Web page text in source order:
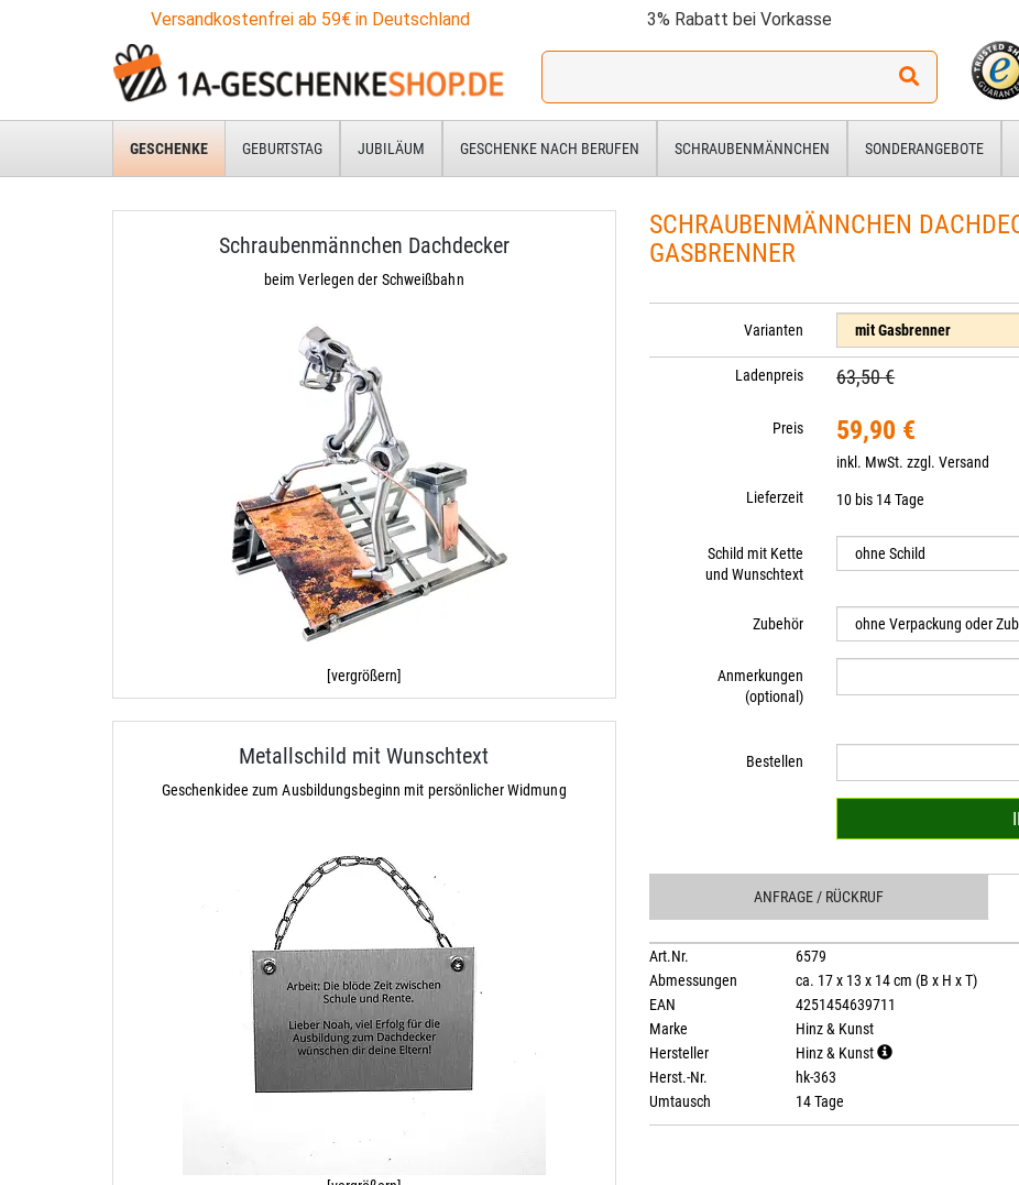
Versandkostenfrei ab 59€ in Deutschland 3% Rabatt bei Vorkasse
Ich
für:
GESCHENKE GEBURTSTAG JUBILÄUM GESCHENKE NACH BERUFEN SCHRAUBENMÄNNCHEN SONDERANGEBOTE
Schraubenmännchen Dachdecker
beim Verlegen der Schweißbahn
[vergrößern]
Metallschild mit Wunschtext
Geschenkidee zum Ausbildungsbeginn mit persönlicher Widmung
SCHRAUBENMÄNNCHEN
GASBRENNER
Varianten
Ladenpreis 63,50 €
Preis 59,90 €
inkl. MwSt. zzgl.Versand
Lieferzeit
10 bis 14 Tage
Schild mit Kette
und Wunschtext
Zubehör
Anmerkungen
(optional)
Bestellen
ANFRAGE / RÜCKRUF
Art.Nr.
6579
Abmessungen
ca. 17 x 13 x 14 cm (B x H x T)
EAN
4251454639711
Marke
Hinz & Kunst
Hersteller
Hinz & Kunst
Herst.-Nr.
hk-363
Umtausch
14 Tage